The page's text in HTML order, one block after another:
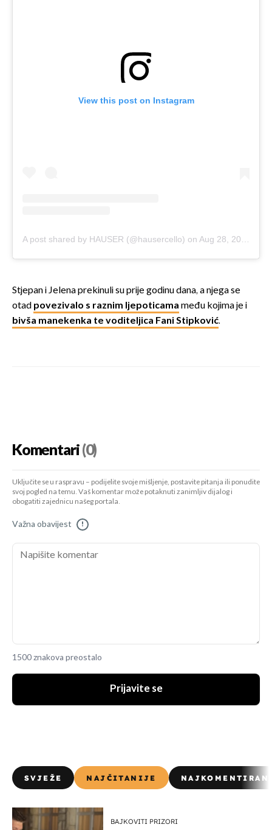
View this post on Instagram
A post shared by HAUSER (@hausercello) on Aug 28, 2018 at 6:53am PDT
Stjepan i Jelena prekinuli su prije godinu dana, a njega se
otad povezivalo s raznim ljepoticama među kojima je i
bivša manekenka te voditeljica Fani Stipković.
Komentari(0)
Uključite se u raspravu – podijelite svoje mišljenje, postavite pitanja ili ponudite
svoj pogled na temu. Vaš komentar može potaknuti zanimljiv dijalog i
obogatiti zajednicu našeg portala.
Važna obavijest !
1500 znakova preostalo
Prijavite se
SVJEŽE NAJČITANIJE
BAJKOVITI PRIZORI